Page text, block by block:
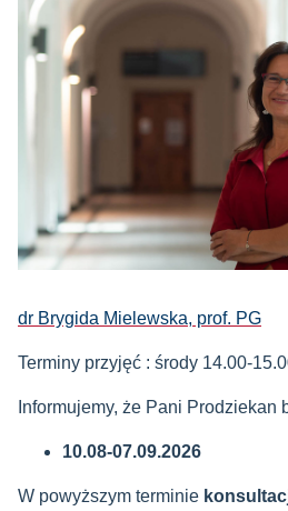
dr Brygida Mielewska, prof. PG
Terminy przyjęć : środy 14.00-
Informujemy, że Pani Prodziekan
10.08-07.09.2026
W powyższym terminie